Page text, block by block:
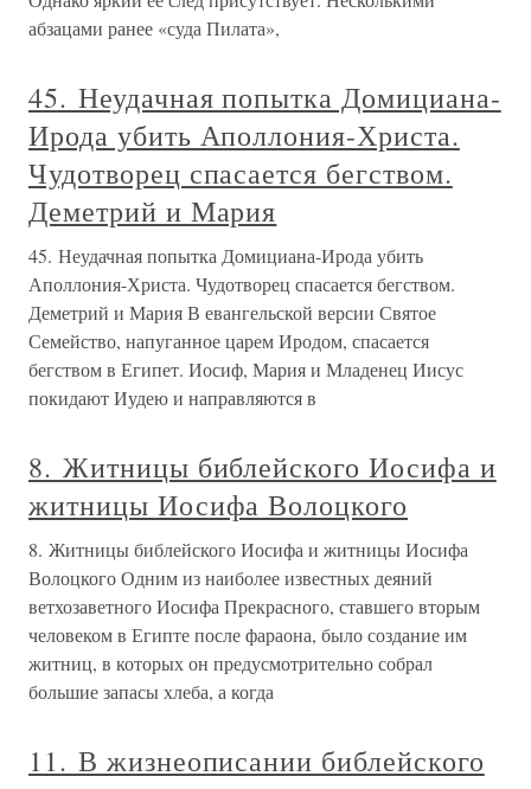
абзацами ранее «суда Пилата»,
45. Неудачная попытка Домициана-
Ирода убить Аполлония-Христа.
Чудотворец спасается бегством.
Деметрий и Мария
45. Неудачная попытка Домициана-Ирода убить
Аполлония-Христа. Чудотворец спасается бегством.
Деметрий и Мария В евангельской версии Святое
Семейство, напуганное царем Иродом, спасается
бегством в Египет. Иосиф, Мария и Младенец Иисус
покидают Иудею и направляются в
8. Житницы библейского Иосифа и
житницы Иосифа Волоцкого
8. Житницы библейского Иосифа и житницы Иосифа
Волоцкого Одним из наиболее известных деяний
ветхозаветного Иосифа Прекрасного, ставшего вторым
человеком в Египте после фараона, было создание им
житниц, в которых он предусмотрительно собрал
большие запасы хлеба, а когда
11. В жизнеописании библейского